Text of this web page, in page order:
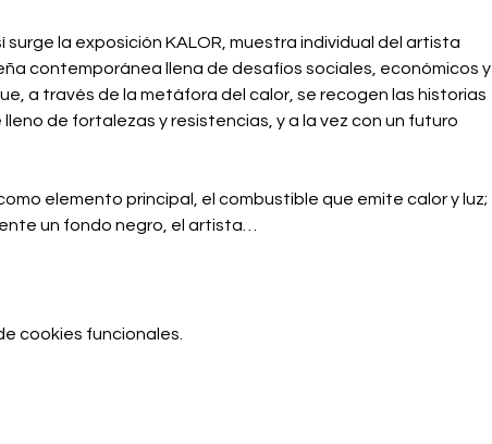
la exposición KALOR, muestra individual del artista
contemporánea llena de desafíos sociales, económicos y
a través de la metáfora del calor, se recogen las historias
de fortalezas y resistencias, y a la vez con un futuro
elemento principal, el combustible que emite calor y luz;
un fondo negro, el artista…
cookies funcionales.